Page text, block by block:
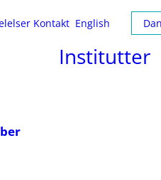
Kontakt English
Institutter